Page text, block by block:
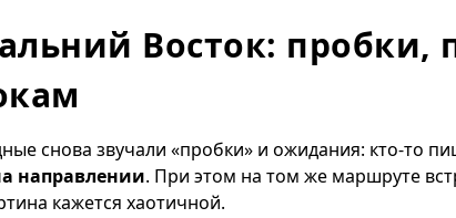
Восток: пробки,
снова звучали «пробки» и ожидания: кто-то
направлении. При этом на том же маршруте
кажется хаотичной.